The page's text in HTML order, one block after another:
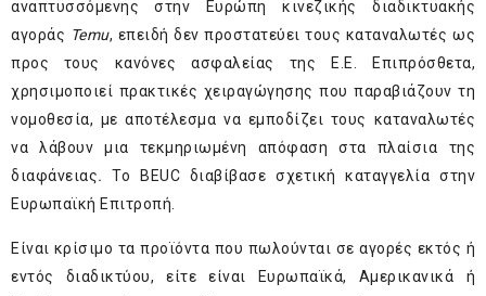
αναπτυσσόμενης στην Ευρώπη κινεζικής διαδικτυακής
αγοράς Temu, επειδή δεν προστατεύει τους καταναλωτές ως
προς τους κανόνες ασφαλείας της Ε.Ε. Επιπρόσθετα,
χρησιμοποιεί πρακτικές χειραγώγησης που παραβιάζουν τη
νομοθεσία, με αποτέλεσμα να εμποδίζει τους καταναλωτές
να λάβουν μια τεκμηριωμένη απόφαση στα πλαίσια της
διαφάνειας. Το BEUC διαβίβασε σχετική καταγγελία στην
Ευρωπαϊκή Επιτροπή.
Είναι κρίσιμο τα προϊόντα που πωλούνται σε αγορές εκτός ή
εντός διαδικτύου, είτε είναι Ευρωπαϊκά, Αμερικανικά ή